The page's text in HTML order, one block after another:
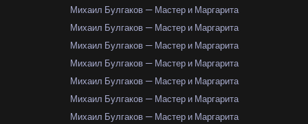
Михаил Булгаков — Мастер и Маргарита
Михаил Булгаков — Мастер и Маргарита
Михаил Булгаков — Мастер и Маргарита
Михаил Булгаков — Мастер и Маргарита
Михаил Булгаков — Мастер и Маргарита
Михаил Булгаков — Мастер и Маргарита
Михаил Булгаков — Мастер и Маргарита